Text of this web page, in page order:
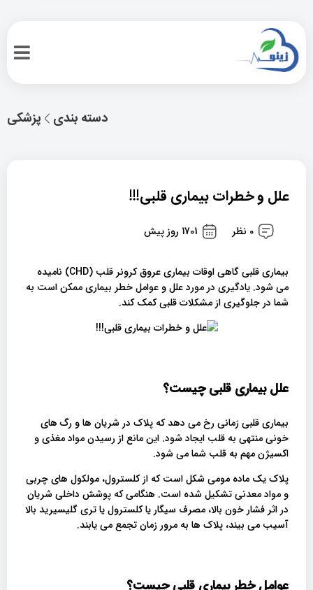
پزشکی دسته بندی
علل و خطرات بیماری قلبی!!!
0 نظر 1701 روز پیش
بیماری قلبی گاهی اوقات بیماری عروق کرونر قلب (CHD) نامیده
می شود. یادگیری در مورد علل و عوامل خطر بیماری ممکن است به
شما در جلوگیری از مشکلات قلبی کمک کند.
علل بیماری قلبی چیست؟
بیماری قلبی زمانی رخ می دهد که پلاک در شریان ها و رگ های
خونی منتهی به قلب ایجاد شود. این مانع از رسیدن مواد مغذی و
اکسیژن مهم به قلب شما می شود.
پلاک یک ماده مومی شکل است که از کلسترول، مولکول های چربی
و مواد معدنی تشکیل شده است. هنگامی که پوشش داخلی شریان
در اثر فشار خون بالا، مصرف سیگار یا کلسترول یا تری گلیسیرید بالا
آسیب می بیند، پلاک ها به مرور زمان تجمع می یابند.
عوامل خطر بیماری قلبی چیست؟